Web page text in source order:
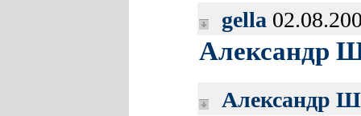
gella
Александр
Александр